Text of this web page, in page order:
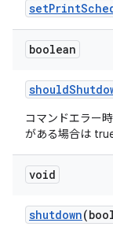
setPrint
boolean
should
コマンドエラー
がある場合は
void
shutdown